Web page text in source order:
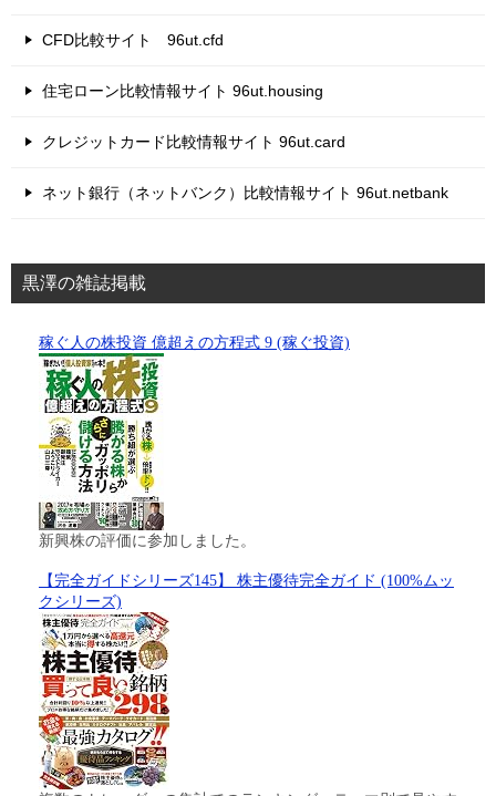
CFD比較サイト 96ut.cfd
住宅ローン比較情報サイト 96ut.housing
クレジットカード比較情報サイト 96ut.card
ネット銀行（ネットバンク）比較情報サイト 96ut.netbank
黒澤の雑誌掲載
稼ぐ人の株投資 億超えの方程式 9 (稼ぐ投資)
新興株の評価に参加しました。
【完全ガイドシリーズ145】 株主優待完全ガイド (100%ムッ
クシリーズ)